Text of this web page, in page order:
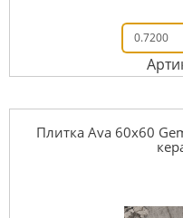
Плитка Ava 60x60